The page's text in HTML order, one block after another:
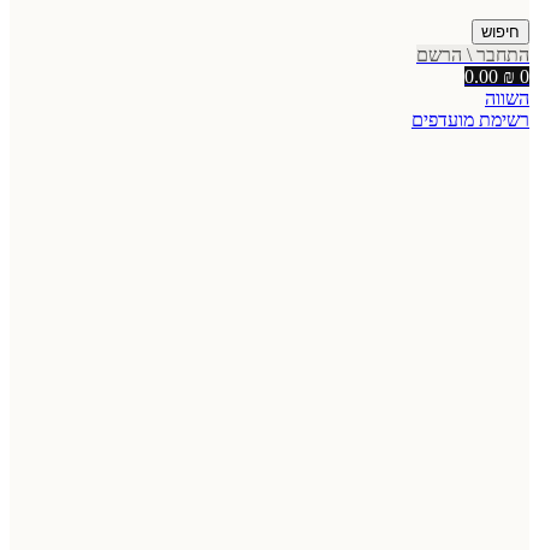
חיפוש
התחבר \ הרשם
0
0.00 ₪
השווה
רשימת מועדפים